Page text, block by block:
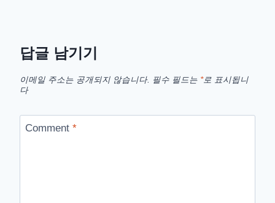
답글 남기기
이메일 주소는 공개되지 않습니다. 필수 필드는 *로 표시됩니
다
Comment *